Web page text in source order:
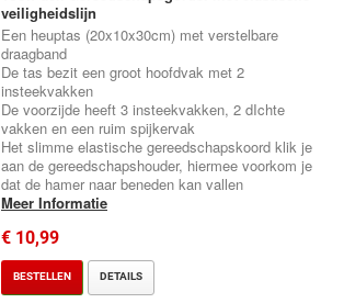
veiligheidslijn
Een heuptas (20x10x30cm) met verstelbare
draagband
De tas bezit een groot hoofdvak met 2
insteekvakken
De voorzijde heeft 3 insteekvakken, 2 dIchte
vakken en een ruim spijkervak
Het slimme elastische gereedschapskoord klik je
aan de gereedschapshouder, hiermee voorkom je
dat de hamer naar beneden kan vallen
Meer Informatie
€ 10,99
BESTELLEN DETAILS